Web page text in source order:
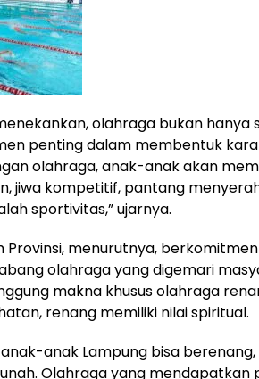
olahraga bukan hanya
penting dalam membentuk
olahraga, anak-anak akan
jiwa kompetitif, pantang
sportivitas,” ujarnya.
Provinsi, menurutnya,
olahraga yang digemari
makna khusus olahraga
renang memiliki nilai spiritual.
anak-anak Lampung bisa
Olahraga yang mendapatkan